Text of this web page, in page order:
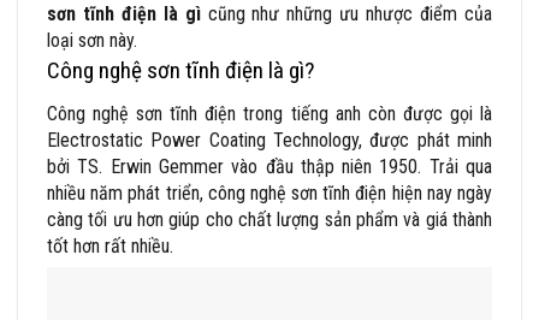
sơn tĩnh điện là gìcũng như những ưu nhược điểm của
loại sơn này.
Công nghệ sơn tĩnh điện là gì?
Công nghệ sơn tĩnh điện trong tiếng anh còn được gọi là
Electrostatic Power Coating Technology, được phát minh
bởi TS. Erwin Gemmer vào đầu thập niên 1950. Trải qua
nhiều năm phát triển, công nghệ sơn tĩnh điện hiện nay ngày
càng tối ưu hơn giúp cho chất lượng sản phẩm và giá thành
tốt hơn rất nhiều.